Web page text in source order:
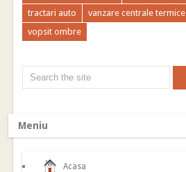
tractari auto
vanzare centrale termice
vopsit ombre
Meniu
Acasa